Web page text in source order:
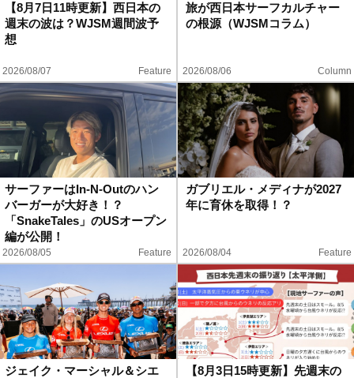
【8月7日11時更新】西日本の
週末の波は？WJSM週間波予
想
2026/08/07 Feature
旅が西日本サーフカルチャー
の根源（WJSMコラム）
2026/08/06 Column
サーファーはIn-N-Outのハン
バーガーが大好き！？
「SnakeTales」のUSオープン
編が公開！
2026/08/05 Feature
ガブリエル・メディナが2027
年に育休を取得！？
2026/08/04 Feature
ジェイク・マーシャル＆シエ
【8月3日15時更新】先週末の